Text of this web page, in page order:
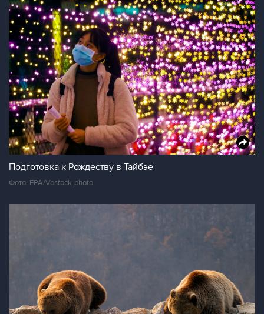
Подготовка к Рождеству в Тайбэе
Фото: EPA/Vostock-photo